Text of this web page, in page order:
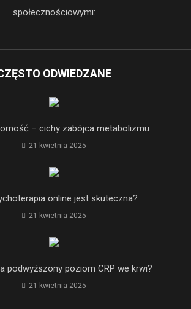
społecznościowymi:
ODWIEDZANE
– cichy zabójca metabolizmu
21 kwietnia 2025
online jest skuteczna?
21 kwietnia 2025
podwyższony poziom CRP we krwi?
21 kwietnia 2025